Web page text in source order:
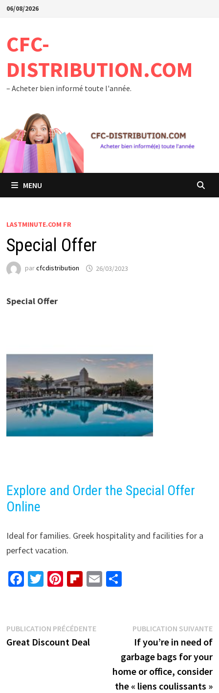
Passer
06/08/2026
CFC-
DISTRIBUTION.COM
– Acheter bien informé toute l'année.
MENU
LASTMINUTE.COM FR
Special Offer
parcfcdistribution 26/03/2023
Special Offer
Explore and Order the Special Offer
Online
Ideal for families. Greek hospitality and facilities for a
perfect vacation.
Fa
o
o
T
er
Pi
es
t
Fl
o
ar
E P
ge
Navigation
de
PUBLICATION PRÉCÉDENTEPublication
précédente :
Great Discount Deal
PUBLICATION SUIVANTE
If you’re in need of
garbage bags for your
home or office, consider
the « liens coulissants »